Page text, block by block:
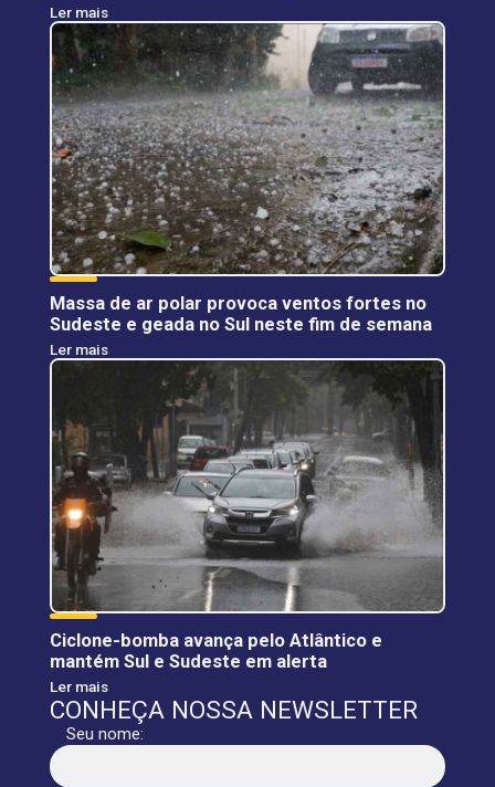
Ler mais
Massa de ar polar provoca ventos fortes no
Sudeste e geada no Sul neste fim de semana
Ler mais
Ciclone-bomba avança pelo Atlântico e
mantém Sul e Sudeste em alerta
Ler mais
CONHEÇA NOSSA NEWSLETTER
Seu nome: